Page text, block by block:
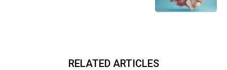
RELATED ARTICLES